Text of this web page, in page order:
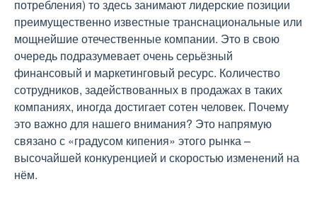
потребления) то здесь занимают лидерские позиции
преимущественно известные транснациональные или
мощнейшие отечественные компании. Это в свою
очередь подразумевает очень серьёзный
финансовый и маркетинговый ресурс. Количество
сотрудников, задействованных в продажах в таких
компаниях, иногда достигает сотен человек. Почему
это важно для нашего внимания? Это напрямую
связано с «градусом кипения» этого рынка –
высочайшей конкуренцией и скоростью изменений на
нём.